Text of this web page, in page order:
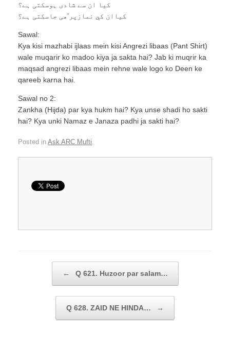
كيا ان سے شادی ہوسکتی ہے؟
كياان كي نمازپر’ھی جاسکتی ہے؟
Sawal:
Kya kisi mazhabi ijlaas mein kisi Angrezi libaas (Pant Shirt)
wale muqarir ko madoo kiya ja sakta hai? Jab ki muqrir ka
maqsad angrezi libaas mein rehne wale logo ko Deen ke
qareeb karna hai.
Sawal no 2:
Zankha (Hijda) par kya hukm hai? Kya unse shadi ho sakti
hai? Kya unki Namaz e Janaza padhi ja sakti hai?
Posted in Ask ARC Mufti
← Q 621. Huzoor par salam…
Q 628. ZAID NE HINDA… →